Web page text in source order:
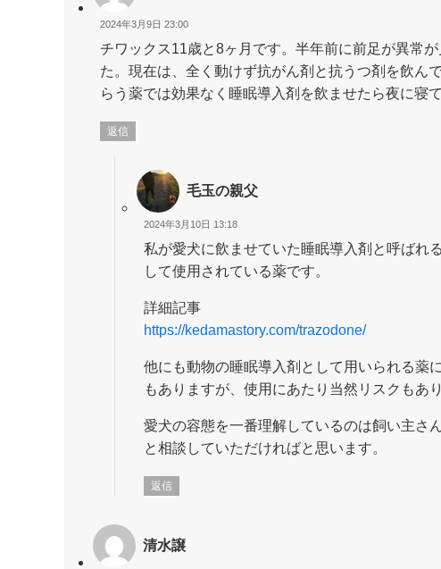
2024年3月9日 23:00
チワックス11歳と8ヶ月です。半年前に前足が異常
た。現在は、全く動けず抗がん剤と抗うつ剤を飲ん
らう薬では効果なく睡眠導入剤を飲ませたら夜に寝
返信
毛玉の親父
2024年3月10日 13:18
私が愛犬に飲ませていた睡眠導入剤と呼ばれ
して使用されている薬です。
詳細記事
https://kedamastory.com/trazodone/
他にも動物の睡眠導入剤として用いられる薬
もありますが、使用にあたり当然リスクもあり
愛犬の容態を一番理解しているのは飼い主さ
と相談していただければと思います。
返信
清水譲